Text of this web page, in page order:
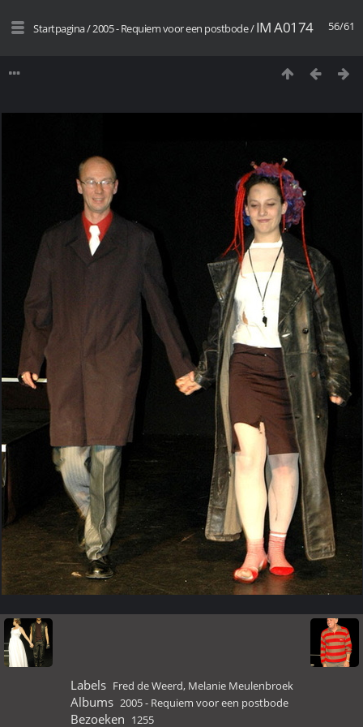
56/61
Startpagina/2005 - Requiem voor een postbode/IM A0174
Labels Fred de Weerd, Melanie Meulenbroek
Albums 2005 - Requiem voor een postbode
Bezoeken 1255